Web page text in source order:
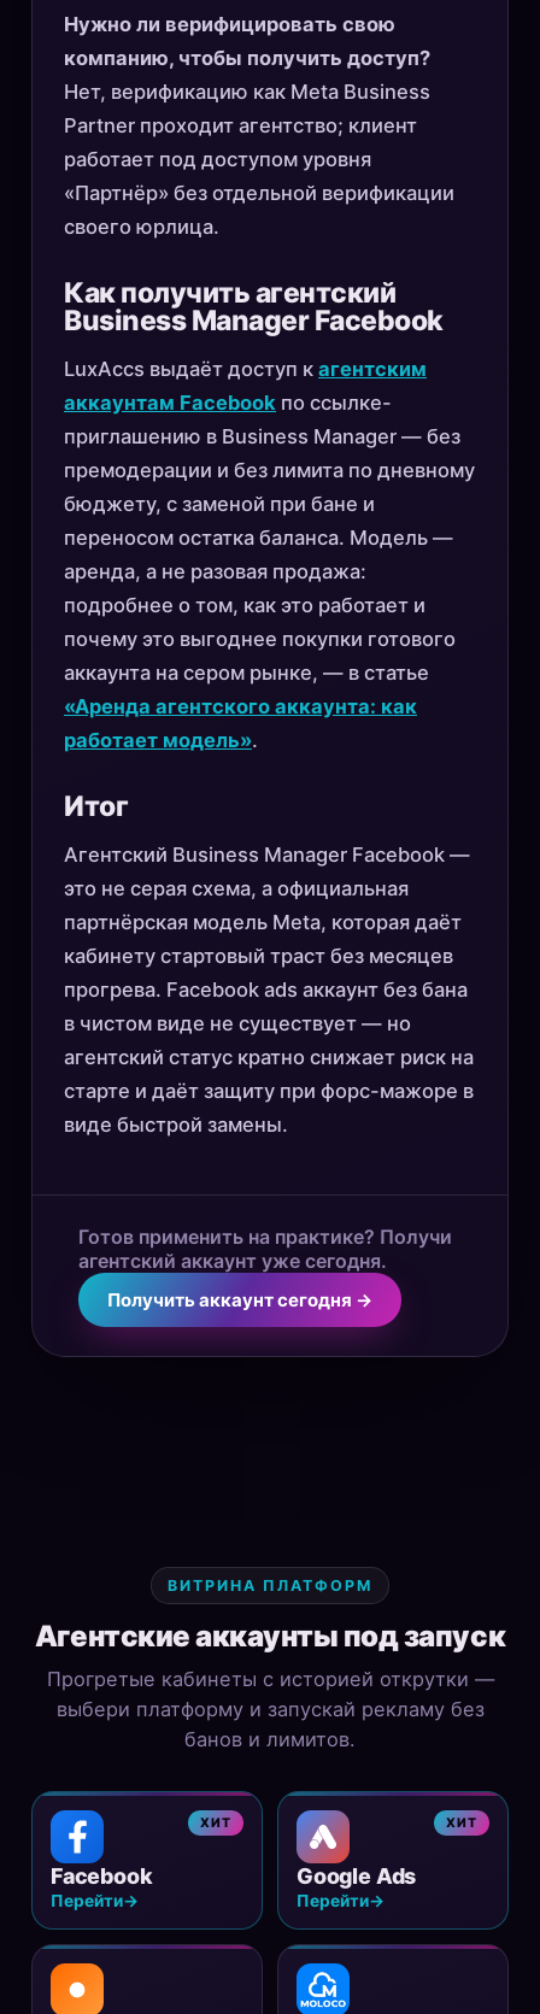
Нужно ли верифицировать свою
компанию, чтобы получить доступ?
Нет, верификацию как Meta Business
Partner проходит агентство; клиент
работает под доступом уровня
«Партнёр» без отдельной верификации
своего юрлица.
Как получить агентский
Business Manager Facebook
LuxAccs выдаёт доступ к агентским
аккаунтам Facebook по ссылке-
приглашению в Business Manager — без
премодерации и без лимита по дневному
бюджету, с заменой при бане и
переносом остатка баланса. Модель —
аренда, а не разовая продажа:
подробнее о том, как это работает и
почему это выгоднее покупки готового
аккаунта на сером рынке, — в статье
«Аренда агентского аккаунта: как
работает модель».
Итог
Агентский Business Manager Facebook —
это не серая схема, а официальная
партнёрская модель Meta, которая даёт
кабинету стартовый траст без месяцев
прогрева. Facebook ads аккаунт без бана
в чистом виде не существует — но
агентский статус кратно снижает риск на
старте и даёт защиту при форс-мажоре в
виде быстрой замены.
Готов применить на практике? Получи
агентский аккаунт уже сегодня.
Получить аккаунт сегодня →
ВИТРИНА ПЛАТФОРМ
Агентские аккаунты под запуск
Прогретые кабинеты с историей открутки —
выбери платформу и запускай рекламу без
банов и лимитов.
ХИТ
Facebook
Перейти→
ХИТ
Google Ads
Перейти→